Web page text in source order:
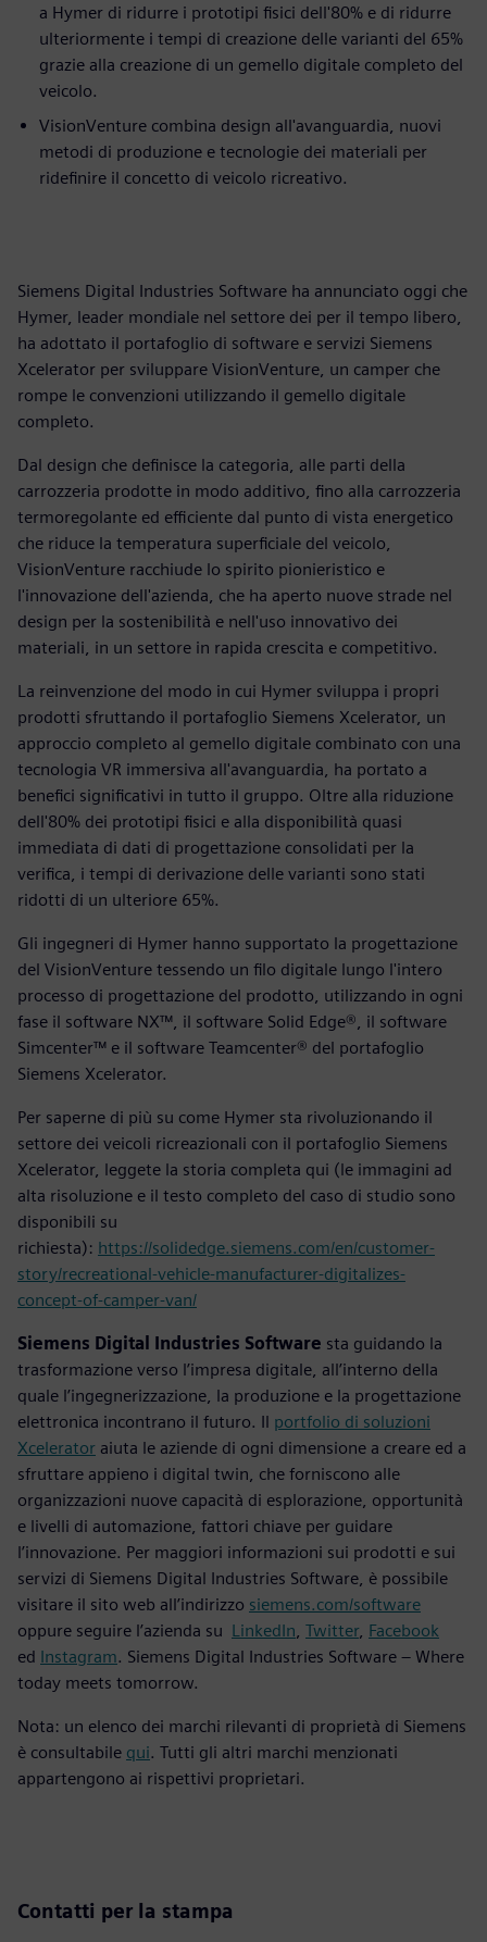
a Hymer di ridurre i prototipi fisici dell'80% e di ridurre
ulteriormente i tempi di creazione delle varianti del 65%
grazie alla creazione di un gemello digitale completo del
veicolo.
VisionVenture combina design all'avanguardia, nuovi
metodi di produzione e tecnologie dei materiali per
ridefinire il concetto di veicolo ricreativo.
Siemens Digital Industries Software ha annunciato oggi che
Hymer, leader mondiale nel settore dei per il tempo libero,
ha adottato il portafoglio di software e servizi Siemens
Xcelerator per sviluppare VisionVenture, un camper che
rompe le convenzioni utilizzando il gemello digitale
completo.
Dal design che definisce la categoria, alle parti della
carrozzeria prodotte in modo additivo, fino alla carrozzeria
termoregolante ed efficiente dal punto di vista energetico
che riduce la temperatura superficiale del veicolo,
VisionVenture racchiude lo spirito pionieristico e
l'innovazione dell'azienda, che ha aperto nuove strade nel
design per la sostenibilità e nell'uso innovativo dei
materiali, in un settore in rapida crescita e competitivo.
La reinvenzione del modo in cui Hymer sviluppa i propri
prodotti sfruttando il portafoglio Siemens Xcelerator, un
approccio completo al gemello digitale combinato con una
tecnologia VR immersiva all'avanguardia, ha portato a
benefici significativi in tutto il gruppo. Oltre alla riduzione
dell'80% dei prototipi fisici e alla disponibilità quasi
immediata di dati di progettazione consolidati per la
verifica, i tempi di derivazione delle varianti sono stati
ridotti di un ulteriore 65%.
Gli ingegneri di Hymer hanno supportato la progettazione
del VisionVenture tessendo un filo digitale lungo l'intero
processo di progettazione del prodotto, utilizzando in ogni
fase il software NX™, il software Solid Edge®, il software
Simcenter™ e il software Teamcenter® del portafoglio
Siemens Xcelerator.
Per saperne di più su come Hymer sta rivoluzionando il
settore dei veicoli ricreazionali con il portafoglio Siemens
Xcelerator, leggete la storia completa qui (le immagini ad
alta risoluzione e il testo completo del caso di studio sono
disponibili su
richiesta): https://solidedge.siemens.com/en/customer-
story/recreational-vehicle-manufacturer-digitalizes-
concept-of-camper-van/
Siemens Digital Industries Software sta guidando la
trasformazione verso l’impresa digitale, all’interno della
quale l’ingegnerizzazione, la produzione e la progettazione
elettronica incontrano il futuro. Il portfolio di soluzioni
Xcelerator aiuta le aziende di ogni dimensione a creare ed a
sfruttare appieno i digital twin, che forniscono alle
organizzazioni nuove capacità di esplorazione, opportunità
e livelli di automazione, fattori chiave per guidare
l’innovazione. Per maggiori informazioni sui prodotti e sui
servizi di Siemens Digital Industries Software, è possibile
visitare il sito web all’indirizzo siemens.com/software
oppure seguire l’azienda su LinkedIn Twitter, Facebook
ed Instagram. Siemens Digital Industries Software – Where
today meets tomorrow.
Nota: un elenco dei marchi rilevanti di proprietà di Siemens
è consultabile qui. Tutti gli altri marchi menzionati
appartengono ai rispettivi proprietari.
Contatti per la stampa